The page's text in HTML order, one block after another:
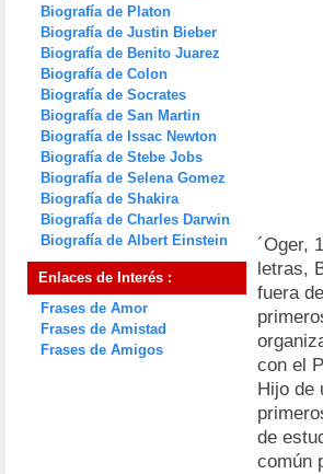
Biografía de Platon
Biografía de Justin Bieber
Biografía de Benito Juarez
Biografía de Colon
Biografía de Socrates
Biografía de San Martin
Biografía de Issac Newton
Biografía de Stebe Jobs
Biografía de Selena Gomez
Biografía de Shakira
Biografía de Charles Darwin
Biografía de Albert Einstein
Enlaces de Interés :
Frases de Amor
Frases de Amistad
Frases de Amigos
´Oger,
letras,
fuera
con el
Hijo de
de
común